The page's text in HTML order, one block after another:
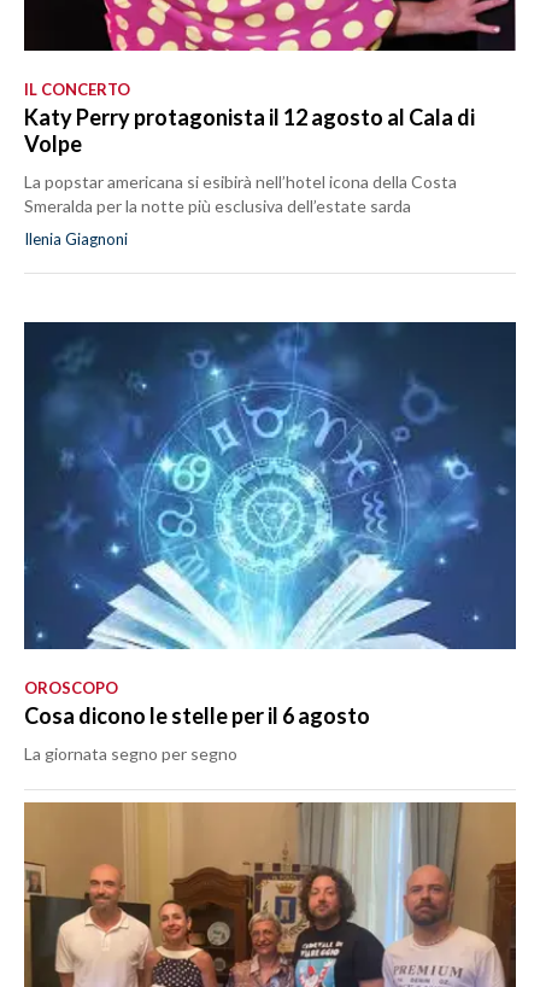
IL CONCERTO
Katy Perry protagonista il 12 agosto al Cala di
Volpe
La popstar americana si esibirà nell’hotel icona della Costa
Smeralda per la notte più esclusiva dell’estate sarda
Ilenia Giagnoni
OROSCOPO
Cosa dicono le stelle per il 6 agosto
La giornata segno per segno